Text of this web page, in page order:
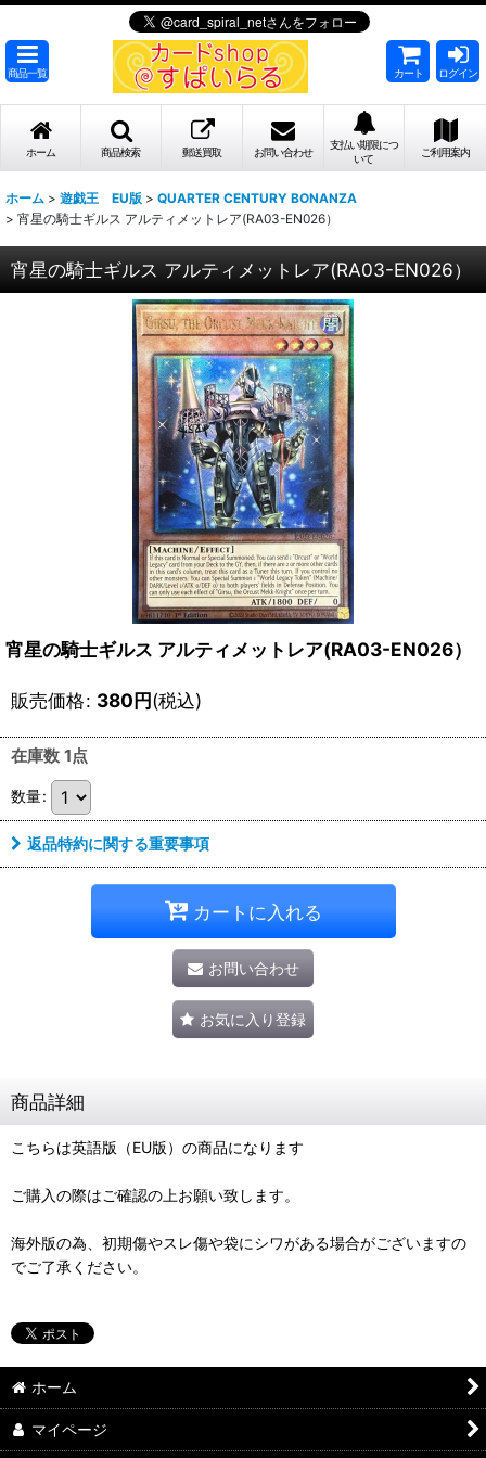
商品一覧 カート ログイン
ホーム 商品検索 郵送買取 お問い合わせ
支払い期限につ
いて
ご利用案内
ホーム > 遊戯王 EU版 > QUARTER CENTURY BONANZA
> 宵星の騎士ギルス アルティメットレア(RA03-EN026）
宵星の騎士ギルス アルティメットレア(RA03-EN026）
宵星の騎士ギルス アルティメットレア(RA03-EN026）
販売価格: 380円(税込)
在庫数 1点
数量:
返品特約に関する重要事項
カートに入れる
お問い合わせ
お気に入り登録
商品詳細
こちらは英語版（EU版）の商品になります
ご購入の際はご確認の上お願い致します。
海外版の為、初期傷やスレ傷や袋にシワがある場合がございますの
でご了承ください。
ホーム
マイページ